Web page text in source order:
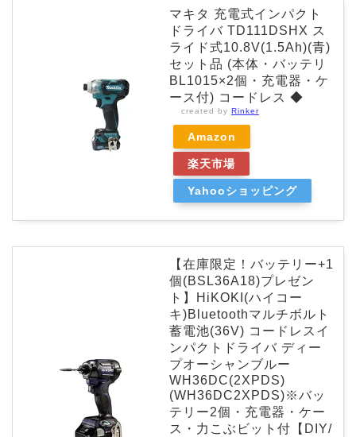
マキタ 充電式インパクト
ドライバ TD111DSHX ス
ライド式10.8V(1.5Ah)(青)
セット品 (本体・バッテリ
BL1015×2個・充電器・ケ
ース付) コードレス ◆
created by Rinker
Amazon
楽天市場
Yahooショッピング
【在庫限定！バッテリー+1
個(BSL36A18)プレゼン
ト】HiKOKI(ハイコー
キ)Bluetoothマルチボルト
蓄電池(36V) コードレスイ
ンパクトドライバ ディー
プオーシャンブルー
WH36DC(2XPDS)
(WH36DC2XPDS)※バッ
テリー2個・充電器・ケー
ス・力こぶビット付【DIY/